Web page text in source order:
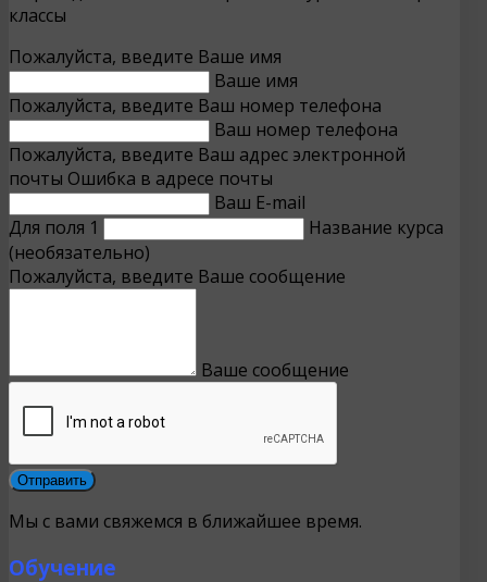
классы
Пожалуйста, введите Ваше имя
Ваше имя
Пожалуйста, введите Ваш номер телефона
Ваш номер телефона
Пожалуйста, введите Ваш адрес электронной
почты Ошибка в адресе почты
Ваш E-mail
Для поля 1
Название курса
(необязательно)
Пожалуйста, введите Ваше сообщение
Ваше сообщение
Мы с вами свяжемся в ближайшее время.
Обучение